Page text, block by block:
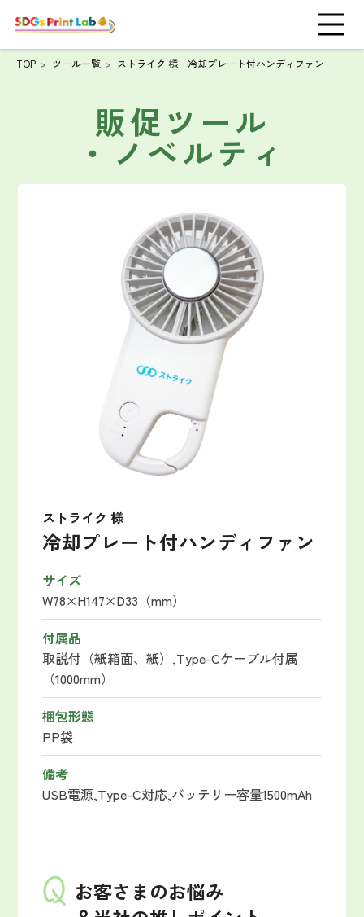
TOP ツール一覧 ストライク 様 冷却プレート付ハンディファン
販促ツール
・ノベルティ
ストライク 様
冷却プレート付ハンディファン
サイズ
W78×H147×D33（mm）
付属品
取説付（紙箱面、紙）,Type-Cケーブル付属
（1000mm）
梱包形態
PP袋
備考
USB電源,Type-C対応,バッテリー容量1500mAh
お客さまのお悩み